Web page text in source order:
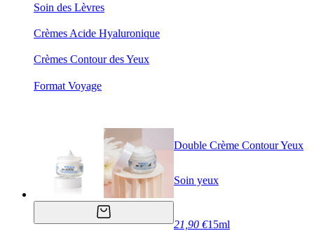
Soin des Lèvres
Crèmes Acide Hyaluronique
Crèmes Contour des Yeux
Format Voyage
Double Crème Contour Yeux
Soin yeux
21,90 €15ml